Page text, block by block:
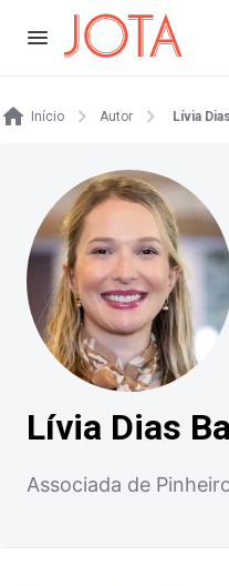
Início Autor Lívia
Lívia Dias
Associada de